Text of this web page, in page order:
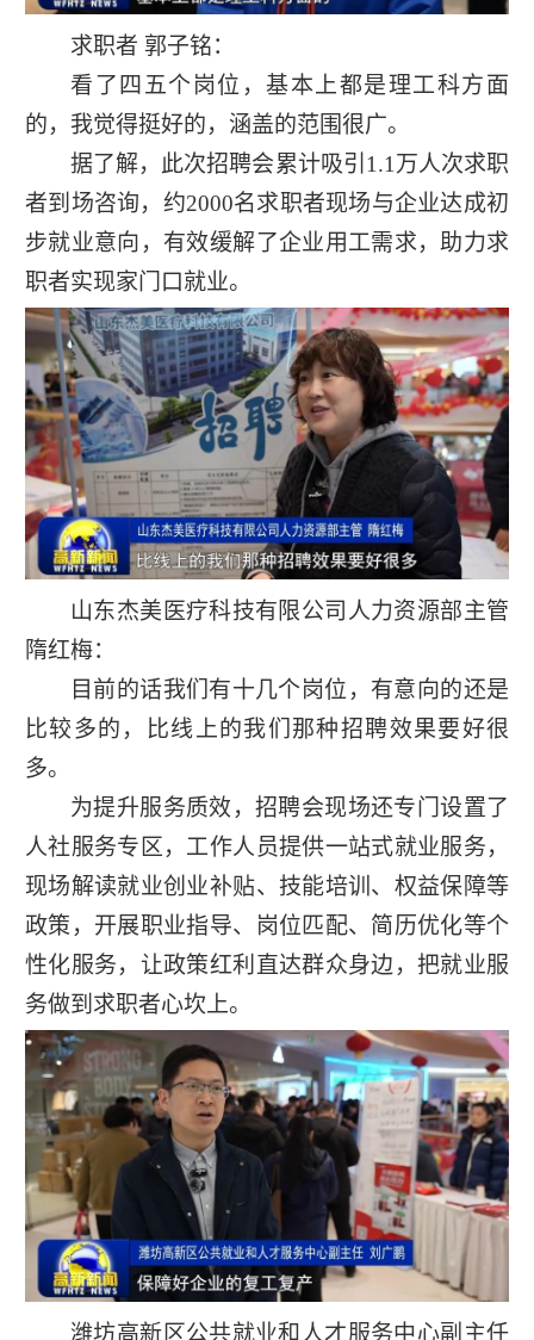
求职者 郭子铭：
看了四五个岗位，基本上都是理工科方面
的，我觉得挺好的，涵盖的范围很广。
据了解，此次招聘会累计吸引1.1万人次求职
者到场咨询，约2000名求职者现场与企业达成初
步就业意向，有效缓解了企业用工需求，助力求
职者实现家门口就业。
山东杰美医疗科技有限公司人力资源部主管
隋红梅：
目前的话我们有十几个岗位，有意向的还是
比较多的，比线上的我们那种招聘效果要好很
多。
为提升服务质效，招聘会现场还专门设置了
人社服务专区，工作人员提供一站式就业服务，
现场解读就业创业补贴、技能培训、权益保障等
政策，开展职业指导、岗位匹配、简历优化等个
性化服务，让政策红利直达群众身边，把就业服
务做到求职者心坎上。
潍坊高新区公共就业和人才服务中心副主任